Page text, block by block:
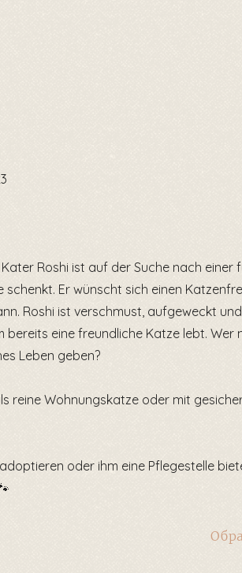
Roshi ist auf der Suche nach einer
schenkt. Er wünscht sich einen
Roshi ist verschmust, aufgeweckt
bereits eine freundliche Katze lebt. Wer
Leben geben?
reine Wohnungskatze oder mit
oder ihm eine Pflegestelle